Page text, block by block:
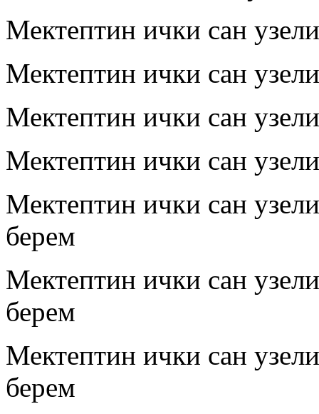
Мектептин ички сан
Мектептин ички сан
Мектептин ички сан
Мектептин ички сан
Мектептин ички сан
берем
Мектептин ички сан
берем
Мектептин ички сан
берем